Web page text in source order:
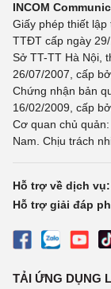
INCOM
Giấy phép thiết
TTĐT cấp ngày
Sở TT-TT Hà Nội,
26/07/2007, cấp
Chứng nhận bản
16/02/2009, cấp
Cơ quan chủ
Nam. Chịu trách
Hỗ trợ về dịch vụ:
Hỗ trợ giải đáp
TẢI ỨNG DỤNG